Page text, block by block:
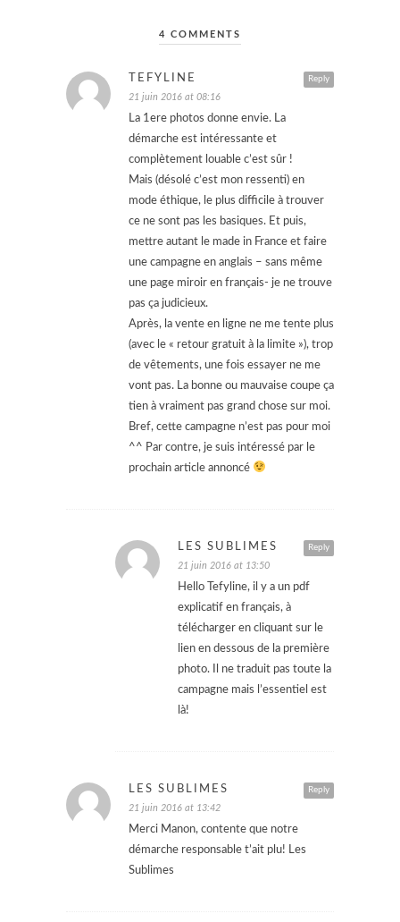
4 COMMENTS
Reply
TEFYLINE
21 juin 2016 at 08:16
La 1ere photos donne envie. La
démarche est intéressante et
complètement louable c’est sûr !
Mais (désolé c’est mon ressenti) en
mode éthique, le plus difficile à trouver
ce ne sont pas les basiques. Et puis,
mettre autant le made in France et faire
une campagne en anglais – sans même
une page miroir en français- je ne trouve
pas ça judicieux.
Après, la vente en ligne ne me tente plus
(avec le « retour gratuit à la limite »), trop
de vêtements, une fois essayer ne me
vont pas. La bonne ou mauvaise coupe ça
tien à vraiment pas grand chose sur moi.
Bref, cette campagne n’est pas pour moi
^^ Par contre, je suis intéressé par le
prochain article annoncé
Reply
LES SUBLIMES
21 juin 2016 at 13:50
Hello Tefyline, il y a un pdf
explicatif en français, à
télécharger en cliquant sur le
lien en dessous de la première
photo. Il ne traduit pas toute la
campagne mais l’essentiel est
là!
Reply
LES SUBLIMES
21 juin 2016 at 13:42
Merci Manon, contente que notre
démarche responsable t’ait plu! Les
Sublimes